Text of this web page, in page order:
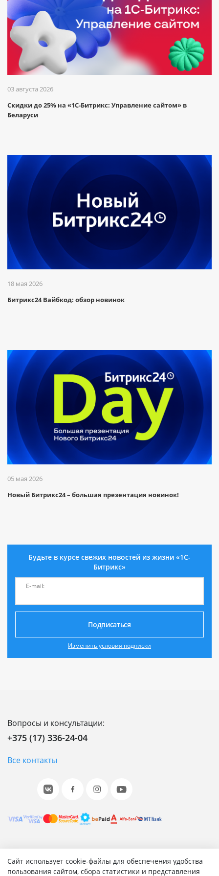
Сайт использует cookie-файлы для обеспечения удобства
пользования сайтом, сбора статистики и представления
03 августа 2026
Скидки до 25% на «1С-Битрикс: Управление сайтом» в
Беларуси
18 мая 2026
Битрикс24 Вайбкод: обзор новинок
05 мая 2026
Новый Битрикс24 – большая презентация новинок!
Будьте в курсе свежих новостей из жизни «1С-
Битрикс»
E-mail:
Подписаться
Изменить условия подписки
Вопросы и консультации:
+375 (17) 336-24-04
Все контакты
© 2001-2026 «Битрикс», «1С-Битрикс». Работает на 1С-
Битрикс: Управление сайтом.